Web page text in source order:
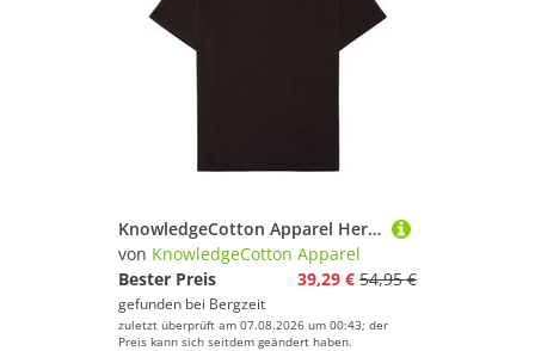
KnowledgeCotton Apparel Herren Back Print T-Shirt
von KnowledgeCotton Apparel
Bester Preis
39,29 € 54,95 €
gefunden bei Bergzeit
zuletzt überprüft am 07.08.2026 um 00:43; der
Preis kann sich seitdem geändert haben.